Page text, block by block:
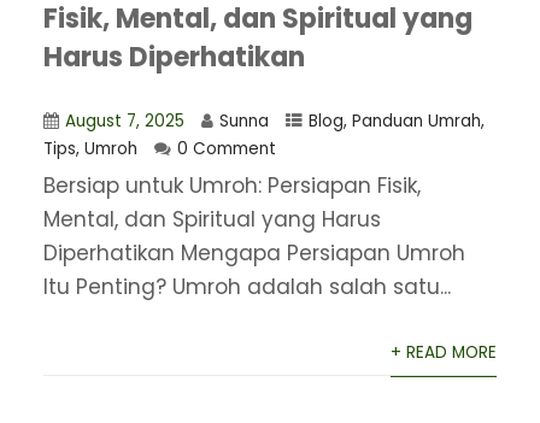
Fisik, Mental, dan Spiritual yang
Harus Diperhatikan
August 7, 2025 Sunna Blog, Panduan Umrah,
Tips, Umroh 0 Comment
Bersiap untuk Umroh: Persiapan Fisik,
Mental, dan Spiritual yang Harus
Diperhatikan Mengapa Persiapan Umroh
Itu Penting? Umroh adalah salah satu...
+ READ MORE